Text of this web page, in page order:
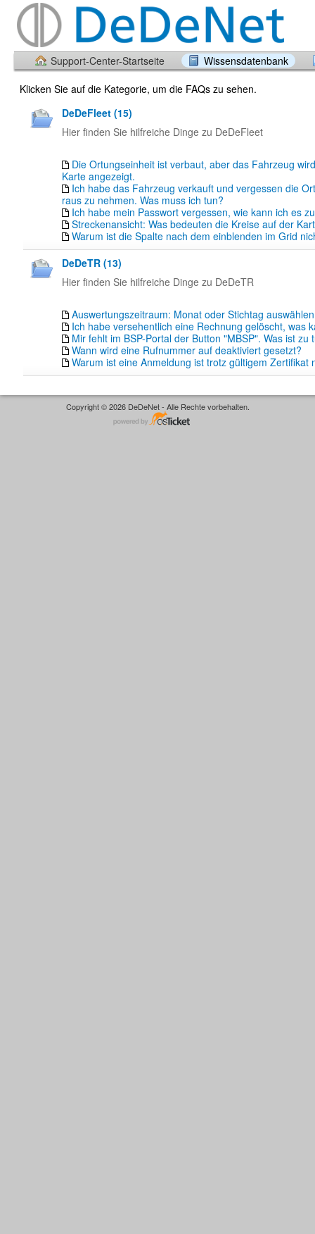
Support-Center-Startseite
Wissensdatenbank
Klicken Sie auf die Kategorie, um die FAQs zu sehen.
DeDeFleet (15)
Hier finden Sie hilfreiche Dinge zu DeDeFleet
Die Ortungseinheit ist verbaut, aber das Fahrzeug
Karte angezeigt.
Ich habe das Fahrzeug verkauft und vergessen die
raus zu nehmen. Was muss ich tun?
Ich habe mein Passwort vergessen, wie kann ich es
Streckenansicht: Was bedeuten die Kreise auf der
Warum ist die Spalte nach dem einblenden im Grid
DeDeTR (13)
Hier finden Sie hilfreiche Dinge zu DeDeTR
Auswertungszeitraum: Monat oder Stichtag
Ich habe versehentlich eine Rechnung gelöscht, was
Mir fehlt im BSP-Portal der Button "MBSP". Was ist zu
Wann wird eine Rufnummer auf deaktiviert gesetzt?
Warum ist eine Anmeldung ist trotz gültigem Zertifikat
Copyright © 2026 DeDeNet - Alle Rechte vorbehalten.